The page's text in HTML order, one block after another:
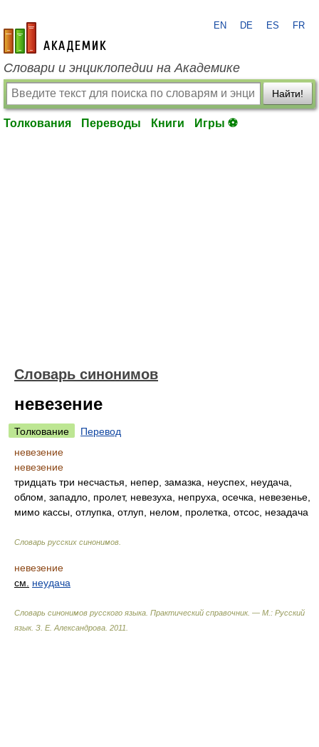
academic.ru
EN DE ES FR
Словари и энциклопедии на Академике
Найти!
Толкования Переводы Книги Игры ⚽
Словарь синонимов
невезение
Толкование
Перевод
невезение
невезение
тридцать три несчастья, непер, замазка, неуспех, неудача,
облом, западло, пролет, невезуха, непруха, осечка, невезенье,
мимо кассы, отлупка, отлуп, нелом, пролетка, отсос, незадача
Словарь русских синонимов
невезение
см.
неудача
Словарь синонимов русского языка. Практический справочник. — М.: Русский
язык. З. Е. Александрова 2011